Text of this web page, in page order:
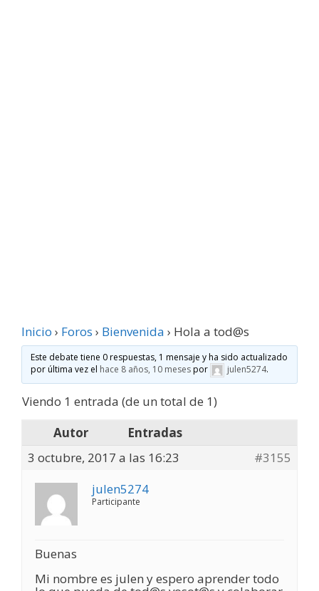
Inicio › Foros › Bienvenida › Hola a tod@s
Este debate tiene 0 respuestas, 1 mensaje y ha sido actualizado
por última vez el hace 8 años, 10 mesespor julen5274.
Viendo 1 entrada (de un total de 1)
Autor
Entradas
3 octubre, 2017 a las 16:23
#3155
julen5274
Participante
Buenas
Mi nombre es julen y espero aprender todo